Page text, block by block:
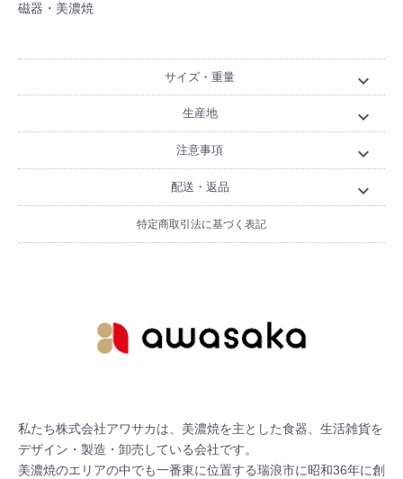
磁器・美濃焼
サイズ・重量 expand_more
生産地 expand_more
注意事項 expand_more
配送・返品 expand_more
特定商取引法に基づく表記
私たち株式会社アワサカは、美濃焼を主とした食器、生活雑貨を
デザイン・製造・卸売している会社です。
美濃焼のエリアの中でも一番東に位置する瑞浪市に昭和36年に創